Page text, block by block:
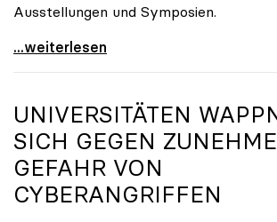
Ausstellungen und Symposien.
uniko-Präsidentin Brigitte Hütter zu
...weiterlesen
UNIVERSITÄTEN
SICH GEGEN
GEFAHR VON
CYBERANGRIFFEN